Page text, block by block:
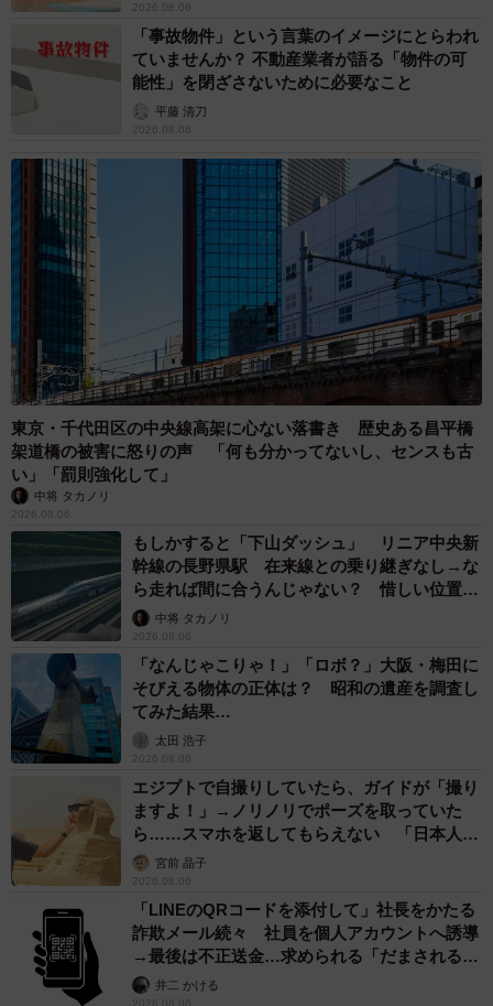
2026.08.06
「事故物件」という言葉のイメージにとらわれ
ていませんか？ 不動産業者が語る「物件の可
能性」を閉ざさないために必要なこと
平藤 清刀
2026.08.06
東京・千代田区の中央線高架に心ない落書き 歴史ある昌平橋
架道橋の被害に怒りの声 「何も分かってないし、センスも古
い」「罰則強化して」
中将 タカノリ
2026.08.06
もしかすると「下山ダッシュ」 リニア中央新
幹線の長野県駅 在来線との乗り継ぎなし→な
ら走れば間に合うんじゃない？ 惜しい位置関
係が反響
中将 タカノリ
2026.08.06
「なんじゃこりゃ！」「ロボ？」大阪・梅田に
そびえる物体の正体は？ 昭和の遺産を調査し
てみた結果…
太田 浩子
2026.08.06
エジプトで自撮りしていたら、ガイドが「撮り
ますよ！」→ノリノリでポーズを取っていた
ら……スマホを返してもらえない 「日本人は
カモ代表かも」「私は6時間で3万円払った」
宮前 晶子
2026.08.06
「LINEのQRコードを添付して」社長をかたる
詐欺メール続々 社員を個人アカウントへ誘導
→最後は不正送金…求められる「だまされる前
提」の対策
井二 かける
2026.08.06